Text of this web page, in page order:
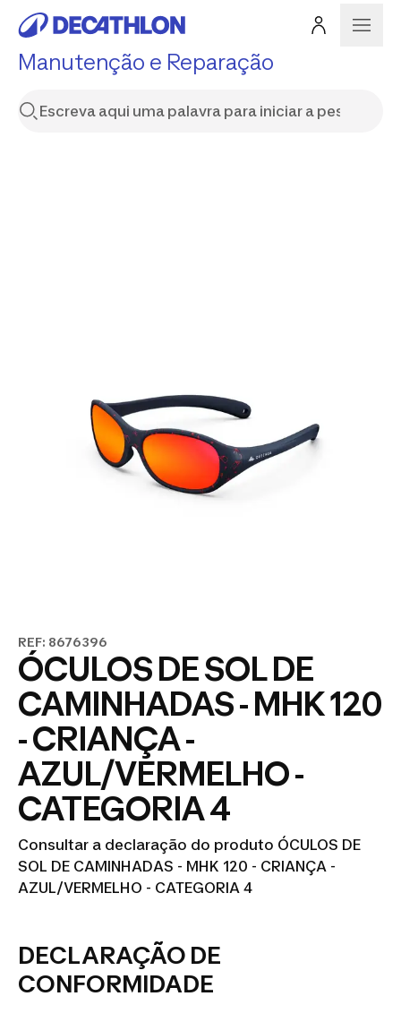
Manutenção e Reparação
REF: 8676396
ÓCULOS DE SOL DE
CAMINHADAS - MHK 120
- CRIANÇA -
AZUL/VERMELHO -
CATEGORIA 4
Consultar a declaração do produto ÓCULOS DE
SOL DE CAMINHADAS - MHK 120 - CRIANÇA -
AZUL/VERMELHO - CATEGORIA 4
DECLARAÇÃO DE
CONFORMIDADE